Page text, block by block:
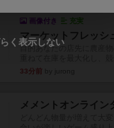
画像付き 充実
マーケットフレッシ
目的あなたの店先に農産
33分前
メメントオンライン
く表示しない